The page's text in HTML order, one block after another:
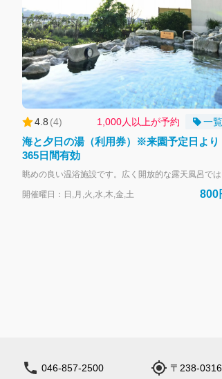
4.8 (4) 1,000人以上が予約 一覧
海と夕日の湯（利用券）※来園予定日より
365日間有効
開催曜日：日,月,火,水,木,金,土 800
046-857-2500 〒238-